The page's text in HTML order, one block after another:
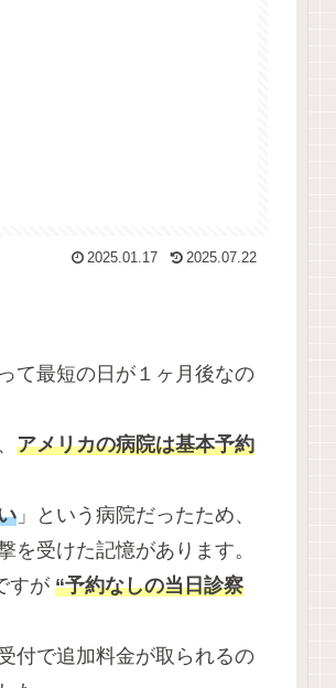
2025.01.17 2025.07.22
て最短の日が１ヶ月後なの
アメリカの病院は基本予約
」という病院だったため、
受けた記憶があります。
すが “予約なしの当日診察
付で追加料金が取られるの